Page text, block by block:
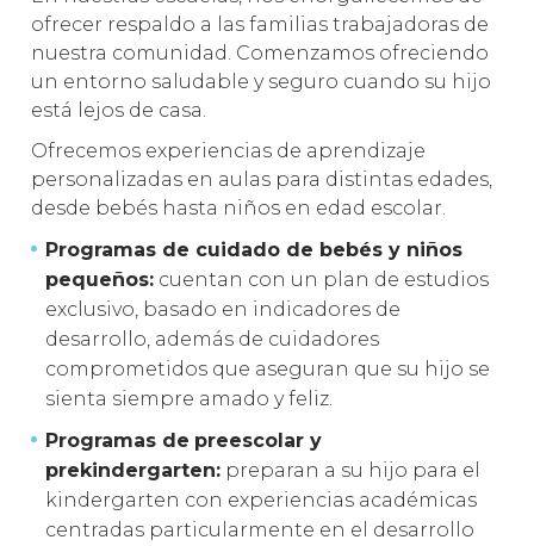
ofrecer respaldo a las familias trabajadoras de
nuestra comunidad. Comenzamos ofreciendo
un entorno saludable y seguro cuando su hijo
está lejos de casa.
Ofrecemos experiencias de aprendizaje
personalizadas en aulas para distintas edades,
desde bebés hasta niños en edad escolar.
Programas de cuidado de bebés y niños
pequeños: cuentan con un plan de estudios
exclusivo, basado en indicadores de
desarrollo, además de cuidadores
comprometidos que aseguran que su hijo se
sienta siempre amado y feliz.
Programas de preescolar y
prekindergarten: preparan a su hijo para el
kindergarten con experiencias académicas
centradas particularmente en el desarrollo